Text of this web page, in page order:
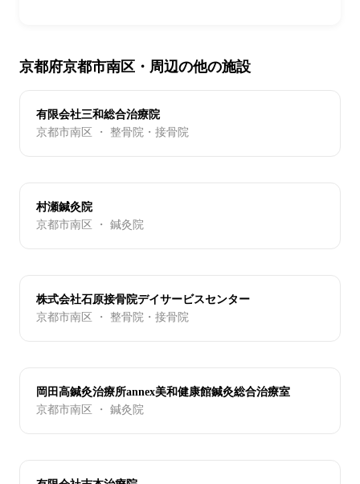
京都府京都市南区・周辺の他の施設
有限会社三和総合治療院
京都市南区 ・ 整骨院・接骨院
村瀬鍼灸院
京都市南区 ・ 鍼灸院
株式会社石原接骨院デイサービスセンター
京都市南区 ・ 整骨院・接骨院
岡田高鍼灸治療所annex美和健康館鍼灸総合治療室
京都市南区 ・ 鍼灸院